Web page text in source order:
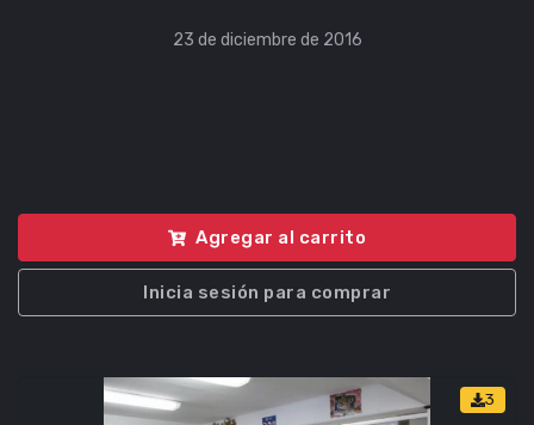
23 de diciembre de 2016
Agregar al carrito
Inicia sesión para comprar
3